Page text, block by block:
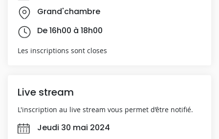
Grand'chambre
De 16h00 à 18h00
Les inscriptions sont closes
Live stream
L'inscription au live stream vous permet d’être notifié.
Jeudi 30 mai 2024